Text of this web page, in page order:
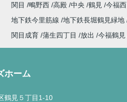
関目 鴫野西 高殿 中央 鶴見 今福西
地下鉄今里筋線 地下鉄長堀鶴見緑地
関目成育 蒲生四丁目 放出 今福鶴見
ホーム
鶴見５丁目1-10